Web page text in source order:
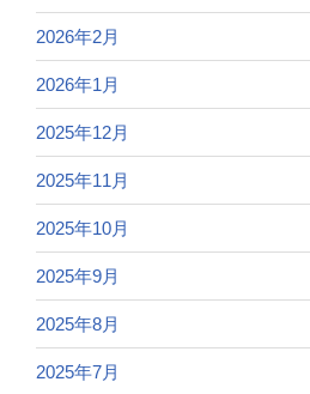
2026年2月
2026年1月
2025年12月
2025年11月
2025年10月
2025年9月
2025年8月
2025年7月